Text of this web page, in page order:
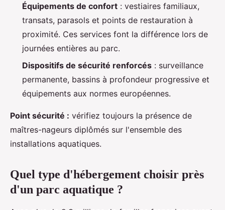
Équipements de confort : vestiaires familiaux,
transats, parasols et points de restauration à
proximité. Ces services font la différence lors de
journées entières au parc.
Dispositifs de sécurité renforcés : surveillance
permanente, bassins à profondeur progressive et
équipements aux normes européennes.
Point sécurité : vérifiez toujours la présence de
maîtres-nageurs diplômés sur l'ensemble des
installations aquatiques.
Quel type d'hébergement choisir près
d'un parc aquatique ?